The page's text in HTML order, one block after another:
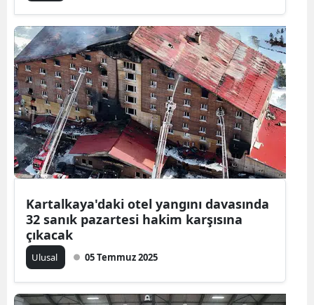
Hakkari
Hatay
Isparta
Mersin
İstanbul
İzmir
Kars
Kastamonu
Kırklareli
Kartalkaya'daki otel yangını davasında
32 sanık pazartesi hakim karşısına
çıkacak
Ulusal 05 Temmuz 2025